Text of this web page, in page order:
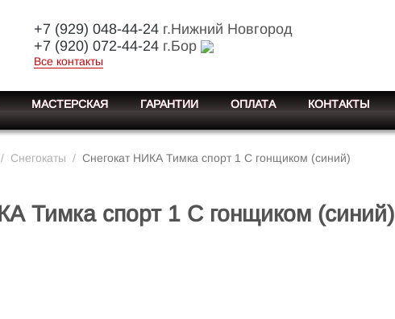
+7 (929) 048-44-24г.Нижний Новгород
+7 (920) 072-44-24г.Бор
Все контакты
МАСТЕРСКАЯ ГАРАНТИИ ОПЛАТА КОНТАКТЫ
/ Снегокаты / Снегокат НИКА Тимка спорт 1 С гонщиком (синий)
Тимка спорт 1 С гонщиком (синий)